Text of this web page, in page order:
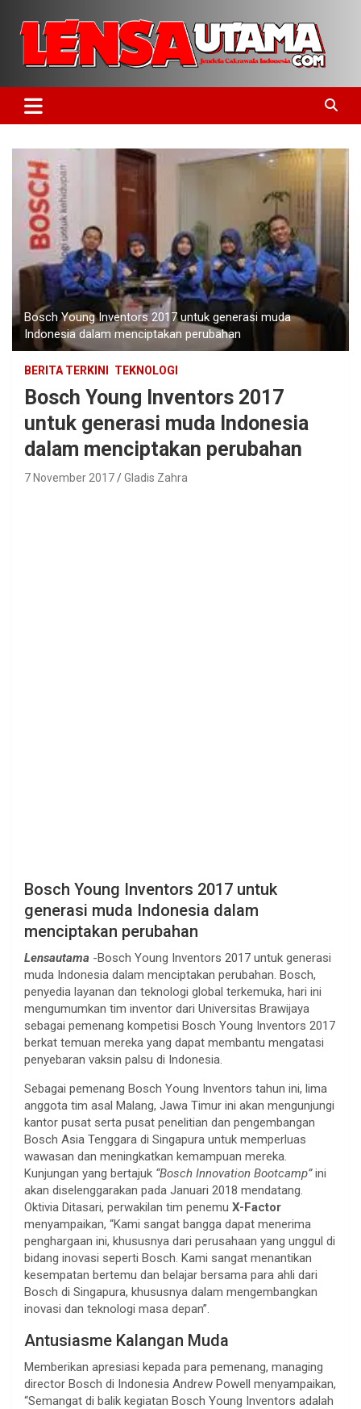
LensaUtama
Bosch Young Inventors 2017 untuk generasi muda
Indonesia dalam menciptakan perubahan
BERITA TERKINI TEKNOLOGI
Bosch Young Inventors 2017
untuk generasi muda Indonesia
dalam menciptakan perubahan
7 November 2017 Gladis Zahra
Bosch Young Inventors 2017 untuk
generasi muda Indonesia dalam
menciptakan perubahan
Lensautama -Bosch Young Inventors 2017 untuk generasi
muda Indonesia dalam menciptakan perubahan. Bosch,
penyedia layanan dan teknologi global terkemuka, hari ini
mengumumkan tim inventor dari Universitas Brawijaya
sebagai pemenang kompetisi Bosch Young Inventors 2017
berkat temuan mereka yang dapat membantu mengatasi
penyebaran vaksin palsu di Indonesia.
Sebagai pemenang Bosch Young Inventors tahun ini, lima
anggota tim asal Malang, Jawa Timur ini akan mengunjungi
kantor pusat serta pusat penelitian dan pengembangan
Bosch Asia Tenggara di Singapura untuk memperluas
wawasan dan meningkatkan kemampuan mereka.
Kunjungan yang bertajuk “Bosch Innovation Bootcamp”ini
akan diselenggarakan pada Januari 2018 mendatang.
Oktivia Ditasari, perwakilan tim penemu X-Factor
menyampaikan, “Kami sangat bangga dapat menerima
penghargaan ini, khususnya dari perusahaan yang unggul di
bidang inovasi seperti Bosch. Kami sangat menantikan
kesempatan bertemu dan belajar bersama para ahli dari
Bosch di Singapura, khususnya dalam mengembangkan
inovasi dan teknologi masa depan”.
Antusiasme Kalangan Muda
Memberikan apresiasi kepada para pemenang, managing
director Bosch di Indonesia Andrew Powell menyampaikan,
“Semangat di balik kegiatan Bosch Young Inventors adalah